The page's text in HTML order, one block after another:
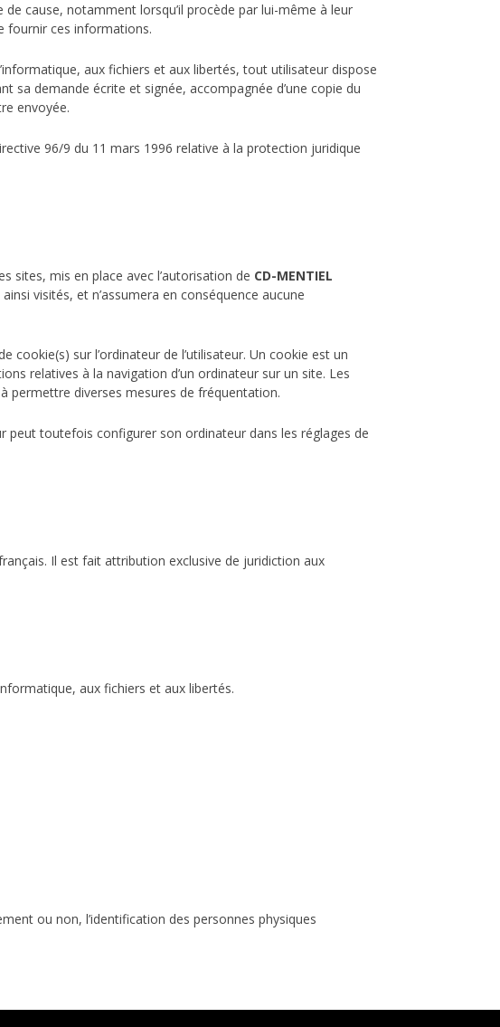
cause, notamment lorsqu’il procède par lui-même à leur
fournir ces informations.
aux fichiers et aux libertés, tout utilisateur dispose
sa demande écrite et signée, accompagnée d’une copie du
envoyée.
96/9 du 11 mars 1996 relative à la protection juridique
sites, mis en place avec l’autorisation de CD-MENTIEL
visités, et n’assumera en conséquence aucune
sur l’ordinateur de l’utilisateur. Un cookie est un
relatives à la navigation d’un ordinateur sur un site. Les
permettre diverses mesures de fréquentation.
peut toutefois configurer son ordinateur dans les réglages de
Il est fait attribution exclusive de juridiction aux
aux fichiers et aux libertés.
ou non, l’identification des personnes physiques